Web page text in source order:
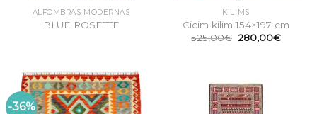
ALFOMBRAS MODERNAS
BLUE ROSETTE
KILIMS
Cicim kilim 154×197 cm
525,00€ El
precio
280,00€El
-36%